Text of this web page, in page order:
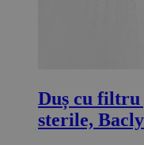
Duș cu filtru
sterile,